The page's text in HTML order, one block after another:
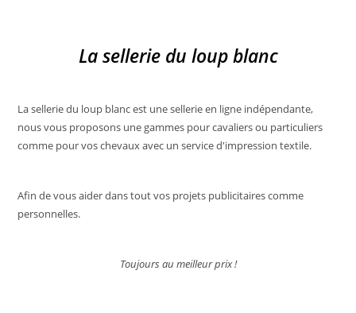
être
choisies
du
produit
La sellerie du loup blanc
La sellerie du loup blanc est une sellerie en ligne indépendante,
nous vous proposons une gammes pour cavaliers ou particuliers
comme pour vos chevaux avec un service d'impression textile.
Afin de vous aider dans tout vos projets publicitaires comme
personnelles.
Toujours au meilleur prix !